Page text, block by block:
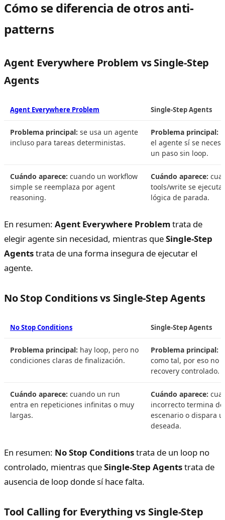
Cómo se diferencia de otros anti-
patterns
Agent Everywhere Problem vs Single-Step
Agents
Agent Everywhere Problem Single-Step Agents
Problema principal: se usa un agente
incluso para tareas deterministas.
Problema principal:
el agente sí se
un paso sin loop.
Cuándo aparece: cuando un workflow
simple se reemplaza por agent
reasoning.
Cuándo aparece:
tools/write se
lógica de parada.
En resumen: Agent Everywhere Problemtrata de
elegir agente sin necesidad, mientras queSingle-Step
Agentstrata de una forma insegura de ejecutar el
agente.
No Stop Conditions vs Single-Step Agents
No Stop Conditions Single-Step Agents
Problema principal: hay loop, pero no
condiciones claras de finalización.
Problema principal:
como tal, por eso no
recovery controlado.
Cuándo aparece: cuando un run
entra en repeticiones infinitas o muy
largas.
Cuándo aparece:
incorrecto termina
escenario o dispara
deseada.
En resumen: No Stop Conditionstrata de un loop no
controlado, mientras queSingle-Step Agentstrata de
ausencia de loop donde sí hace falta.
Tool Calling for Everything vs Single-Step